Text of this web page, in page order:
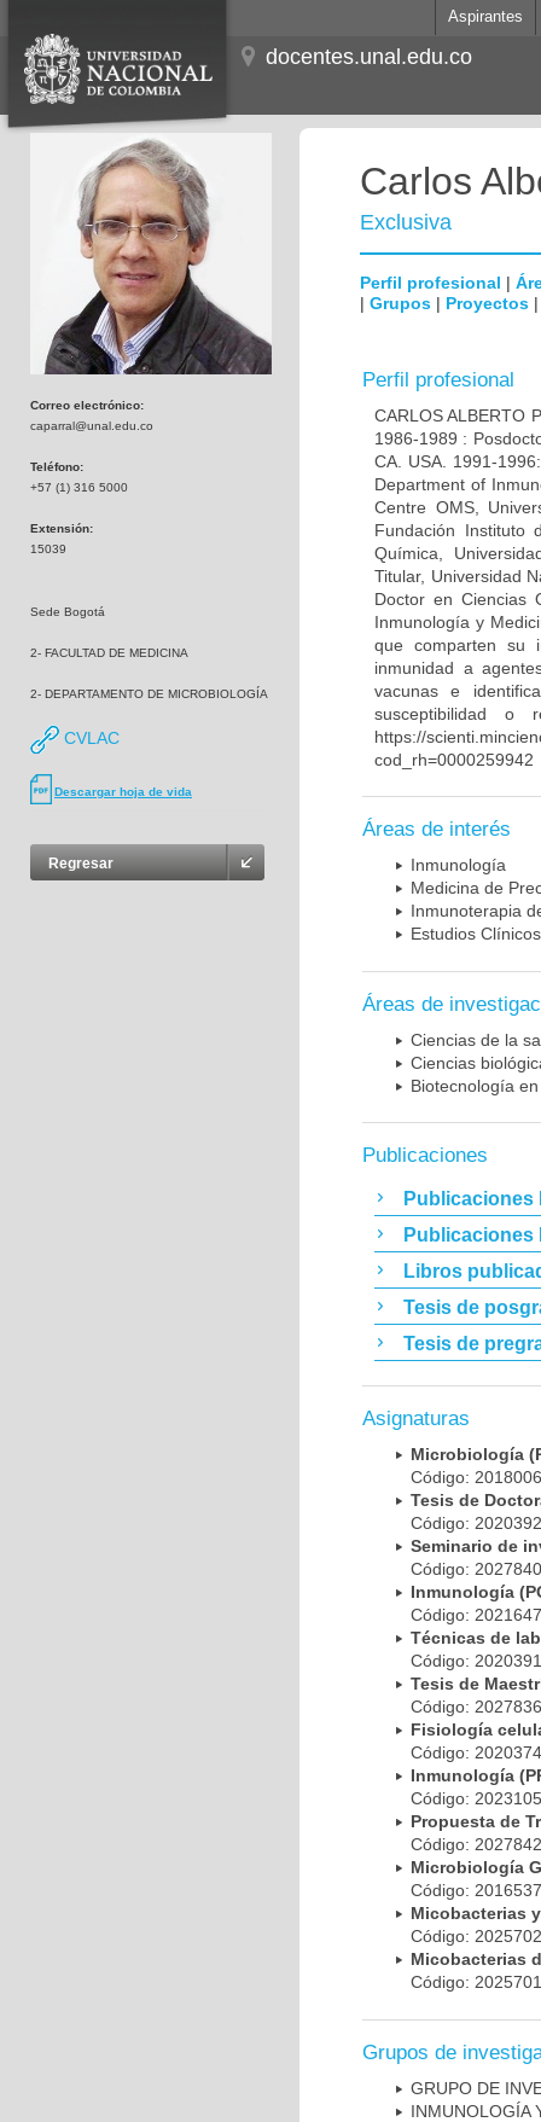
Aspirantes
docentes.unal.edu.co
Correo electrónico:
caparral@unal.edu.co
Teléfono:
+57 (1) 316 5000
Extensión:
15039
Sede Bogotá
2- FACULTAD DE MEDICINA
2- DEPARTAMENTO DE MICROBIOLOGÍA
CVLAC
Descargar hoja de vida
Regresar
Carlos
Exclusiva
Perfil profesional |
| Grupos | Proyectos
Perfil profesional
CARLOS ALBERTO
1986-1989 :
CA. USA. 1991-
Department of
Centre OMS,
Fundación Instituto
Química,
Titular, Universidad
Doctor en Ciencias
Inmunología y
que comparten su
inmunidad a
vacunas e
susceptibilidad o
https://
cod_rh=0000259942
Áreas de interés
Inmunología
Medicina de
Inmunoterapia
Estudios Clínicos
Áreas de
Ciencias de la
Ciencias
Biotecnología
Publicaciones
Publicaciones
Publicaciones
Libros
Tesis de
Tesis de
Asignaturas
Microbiología
Código:
Tesis de
Código:
Seminario de
Código:
Inmunología
Código:
Técnicas de
Código:
Tesis de
Código:
Fisiología
Código:
Inmunología
Código:
Propuesta de
Código:
Microbiología
Código:
Micobacterias
Código:
Micobacterias
Código:
Grupos de
GRUPO DE
INMUNOLOGÍA